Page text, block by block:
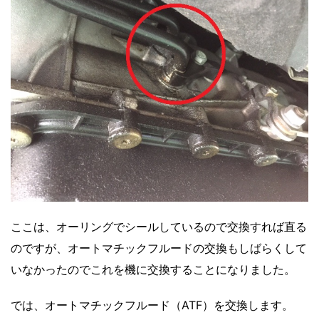
ここは、オーリングでシールしているので交換すれば直る
のですが、オートマチックフルードの交換もしばらくして
いなかったのでこれを機に交換することになりました。
では、オートマチックフルード（ATF）を交換します。